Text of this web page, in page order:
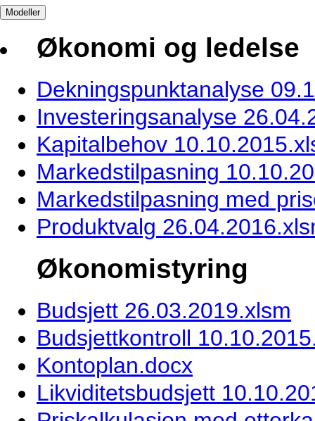
Modeller
Økonomi og ledelse
Dekningspunktanalyse
Investeringsanalyse
Kapitalbehov
Markedstilpasning
Markedstilpasning med
Produktvalg
Økonomistyring
Budsjett 26.03.2019.xlsm
Budsjettkontroll
Kontoplan.docx
Likviditetsbudsjett